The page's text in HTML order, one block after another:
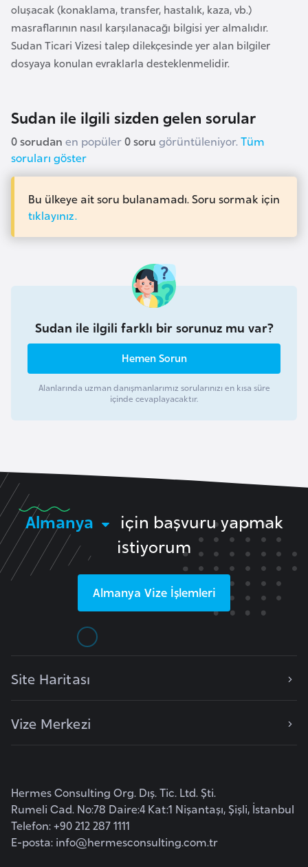
oluşacak (konaklama, transfer, hastalık, kaza, vb.)
masraflarının nasıl karşılanacağı bilgisi yer almalıdır.
Sudan Ticari Vizesi talep dilekçesinde yer alan bilgiler
dosyaya konulan evraklarla desteklenmelidir.
Sudan ile ilgili sizden gelen sorular
0 sorudan en popüler0 soru görüntüleniyor.Tüm
soruları göster
Bu ülkeye ait soru bulanamadı. Soru sormak için
tıklayınız.
Sudan ile ilgili farklı bir sorunuz mu var?
Hemen Sorun
Alanlarında uzman danışmanlarımız sorularınızı en kısa süre
içinde cevaplayacaktır.
Almanya
için başvuru yapmak
istiyorum
Almanya Vize İşlemleri
Site Haritası
Vize Merkezi
Hermes Consulting Org. Dış. Tic. Ltd. Şti.
Rumeli Cad. No:78 Daire:4 Kat:1 Nişantaşı, Şişli, İstanbul
Telefon: +90 212 287 1111
E-posta: info@hermesconsulting.com.tr
B
a
n
a
d
e
ş
B
a
B
e
n
i
n
e
k
B